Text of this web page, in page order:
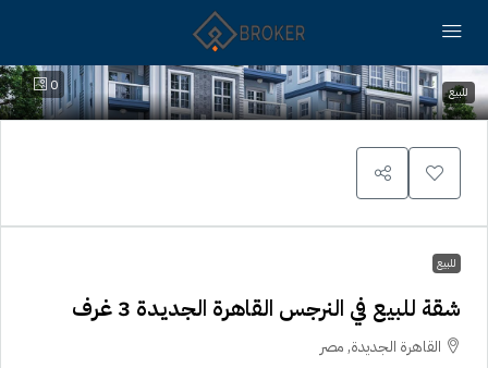
0 للبيع
للبيع
شقة للبيع في النرجس القاهرة الجديدة 3 غرف
القاهرة الجديدة, مصر